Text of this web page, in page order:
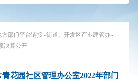
方部门平台链接-街道、开发区产业建管办-
决算公开
花园社区管理办公室2022年部门